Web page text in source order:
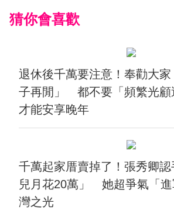
猜你會喜歡
退休後千萬要注意！奉勸大家
子再閒」 都不要「頻繁光顧
才能安享晚年
千萬起家厝賣掉了！張秀卿
兒月花20萬」 她超爭氣「進
灣之光